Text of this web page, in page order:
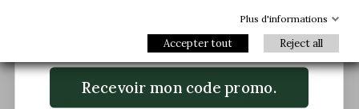
Baskets rehaussantes
149,90 €
Baskets Rehaussantes
Volterra noir
(2)
149,90 €
Plus d'informations
Accepter tout Reject all
Recevoir mon code promo.